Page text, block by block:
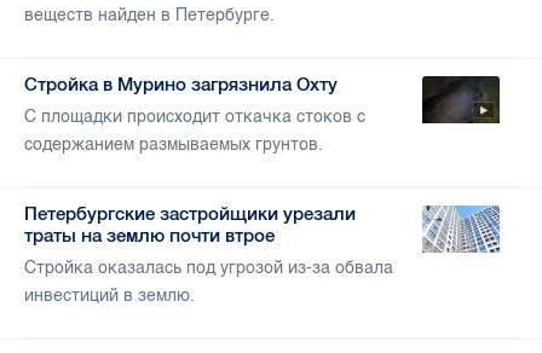
веществ найден в Петербурге.
Стройка в Мурино загрязнила Охту
С площадки происходит откачка стоков с
содержанием размываемых грунтов.
Петербургские застройщики урезали
траты на землю почти втрое
Стройка оказалась под угрозой из-за обвала
инвестиций в землю.